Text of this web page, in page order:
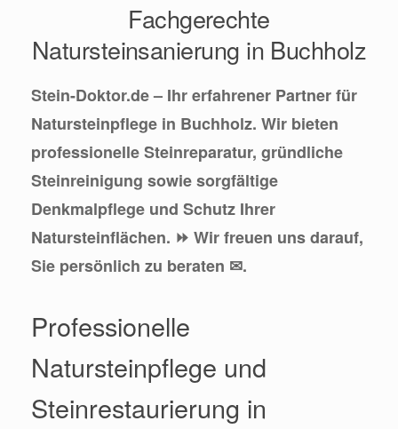
Fachgerechte
Natursteinsanierung in Buchholz
Stein-Doktor.de – Ihr erfahrener Partner für
Natursteinpflege in Buchholz. Wir bieten
professionelle Steinreparatur, gründliche
Steinreinigung sowie sorgfältige
Denkmalpflege und Schutz Ihrer
Natursteinflächen. ⏩ Wir freuen uns darauf,
Sie persönlich zu beraten ✉.
Professionelle
Natursteinpflege und
Steinrestaurierung in